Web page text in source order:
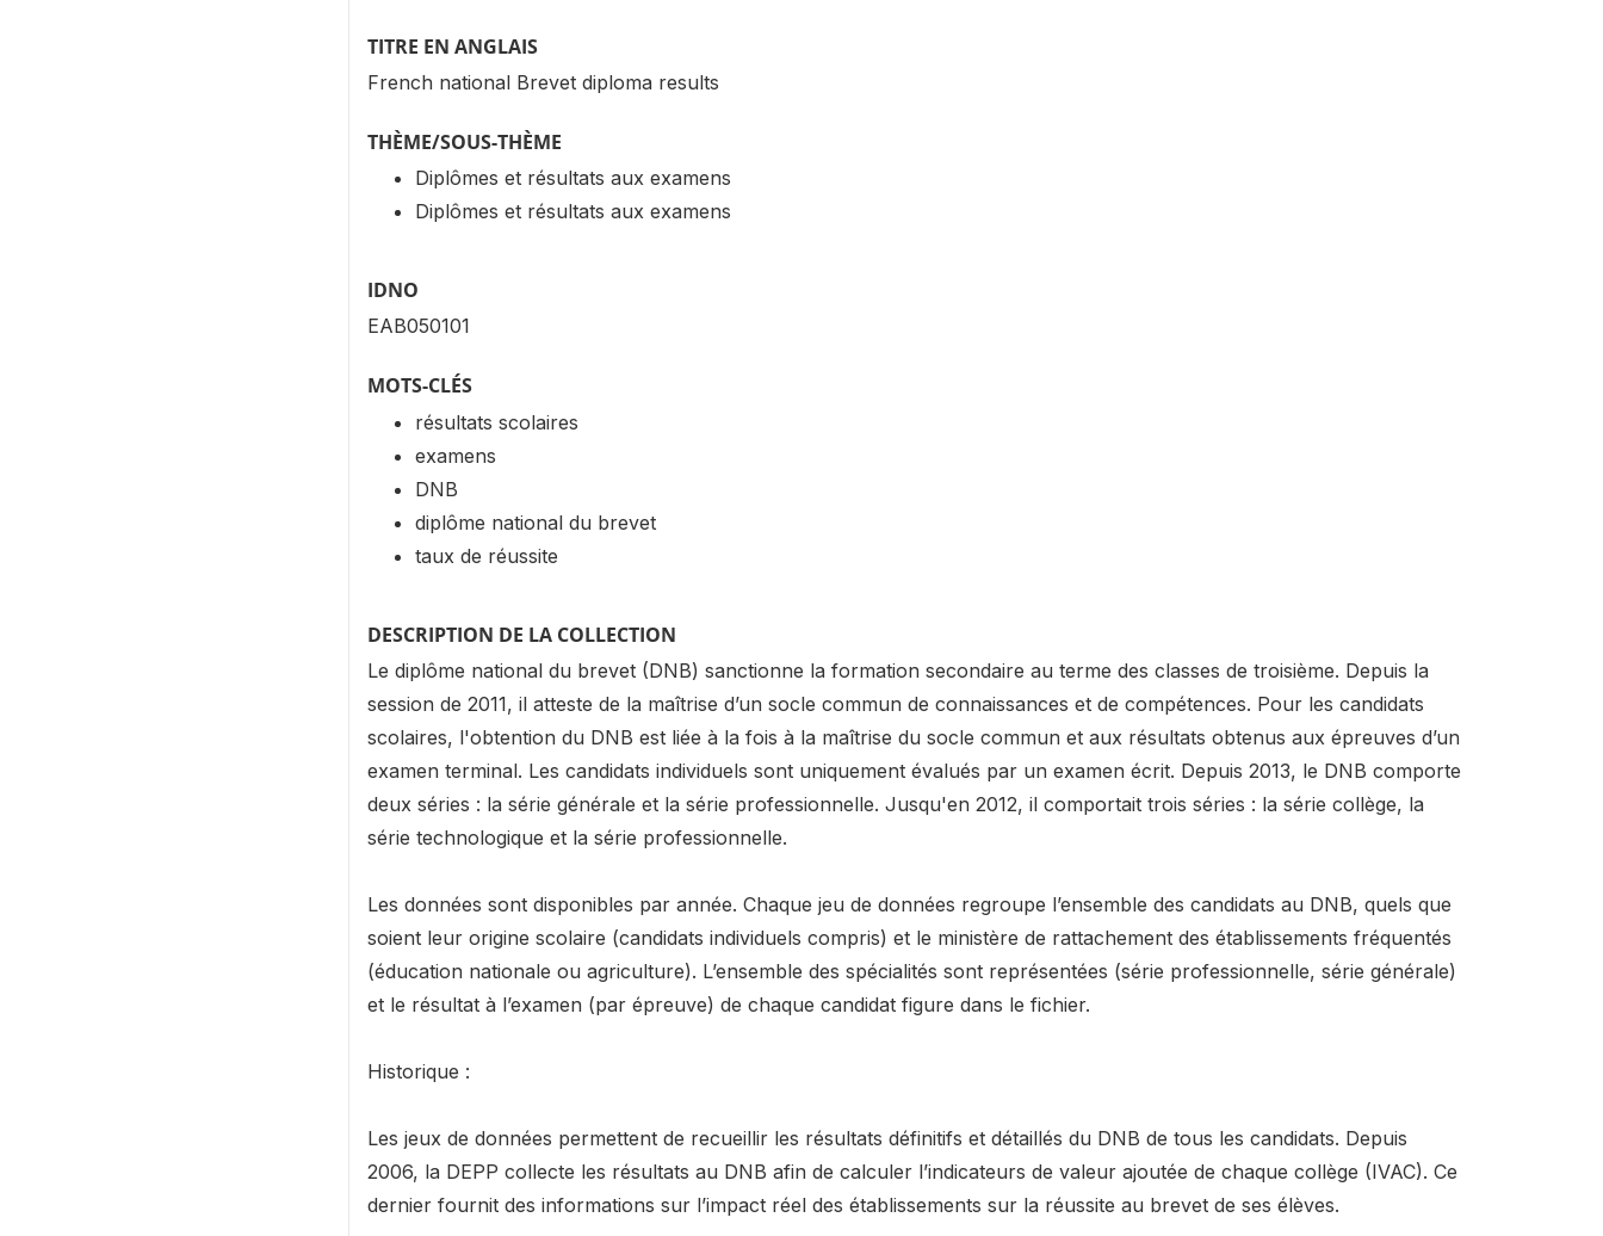
TITRE EN ANGLAIS
French national Brevet diploma results
THÈME/SOUS-THÈME
Diplômes et résultats aux examens
Diplômes et résultats aux examens
IDNO
EAB050101
MOTS-CLÉS
résultats scolaires
examens
DNB
diplôme national du brevet
taux de réussite
DESCRIPTION DE LA COLLECTION
Le diplôme national du brevet (DNB) sanctionne la formation secondaire au terme des classes de troisième. Depuis la
session de 2011, il atteste de la maîtrise d’un socle commun de connaissances et de compétences. Pour les candidats
scolaires, l'obtention du DNB est liée à la fois à la maîtrise du socle commun et aux résultats obtenus aux épreuves d’un
examen terminal. Les candidats individuels sont uniquement évalués par un examen écrit. Depuis 2013, le DNB comporte
deux séries : la série générale et la série professionnelle. Jusqu'en 2012, il comportait trois séries : la série collège, la
série technologique et la série professionnelle.
Les données sont disponibles par année. Chaque jeu de données regroupe l’ensemble des candidats au DNB, quels que
soient leur origine scolaire (candidats individuels compris) et le ministère de rattachement des établissements fréquentés
(éducation nationale ou agriculture). L’ensemble des spécialités sont représentées (série professionnelle, série générale)
et le résultat à l’examen (par épreuve) de chaque candidat figure dans le fichier.
Historique :
Les jeux de données permettent de recueillir les résultats définitifs et détaillés du DNB de tous les candidats. Depuis
2006, la DEPP collecte les résultats au DNB afin de calculer l’indicateurs de valeur ajoutée de chaque collège (IVAC). Ce
dernier fournit des informations sur l’impact réel des établissements sur la réussite au brevet de ses élèves.